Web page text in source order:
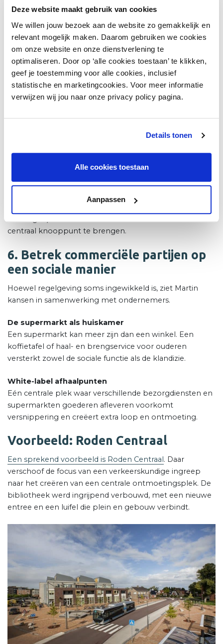
Deze website maakt gebruik van cookies
We willen jouw bezoek aan de website zo gemakkelijk en
relevant mogelijk maken. Daarom gebruiken we cookies
om onze website en onze dienstverlening te
optimaliseren. Door op ‘alle cookies toestaan’ te klikken,
geef je toestemming voor alle cookies, inclusief
statistische en marketingcookies. Voor meer informatie
verwijzen wij jou naar onze privacy policy pagina.
Details tonen
Alle cookies toestaan
Aanpassen
uit te graven, pakten inwoners in Grolloo zelf de schop.
Het resultaat: een grotere hal én een sterker
gemeenschapsgevoel. “Dat is de kracht van lokaal
eigenaarschap.”
5. Focus op bereikbaarheid voor
iedereen
Een voorziening is pas echt toegankelijk als je er zonder
Deur-tot-deur vervoer
Voor wie dat nodig heeft, kunnen systemen zoals een
centraal knooppunt te brengen.
6. Betrek commerciële partijen op
een sociale manier
Hoewel regelgeving soms ingewikkeld is, ziet Martin
kansen in samenwerking met ondernemers.
De supermarkt als huiskamer
Een supermarkt kan meer zijn dan een winkel. Een
koffietafel of haal- en brengservice voor ouderen
versterkt zowel de sociale functie als de klandizie.
White-label afhaalpunten
Eén centrale plek waar verschillende bezorgdiensten en
supermarkten goederen afleveren voorkomt
versnippering en creëert extra loop en ontmoeting.
Voorbeeld: Roden Centraal
Een sprekend voorbeeld is Roden Centraal. Daar
verschoof de focus van een verkeerskundige ingreep
naar het creëren van een centrale ontmoetingsplek. De
bibliotheek werd ingrijpend verbouwd, met een nieuwe
entree en een luifel die plein en gebouw verbindt.